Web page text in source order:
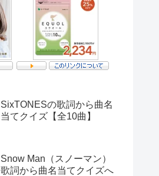
SixTONESの歌詞から曲名
当てクイズ【全10曲】
Snow Man（スノーマン）
歌詞から曲名当てクイズへ